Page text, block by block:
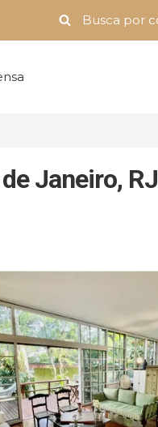
Janeiro, RJ